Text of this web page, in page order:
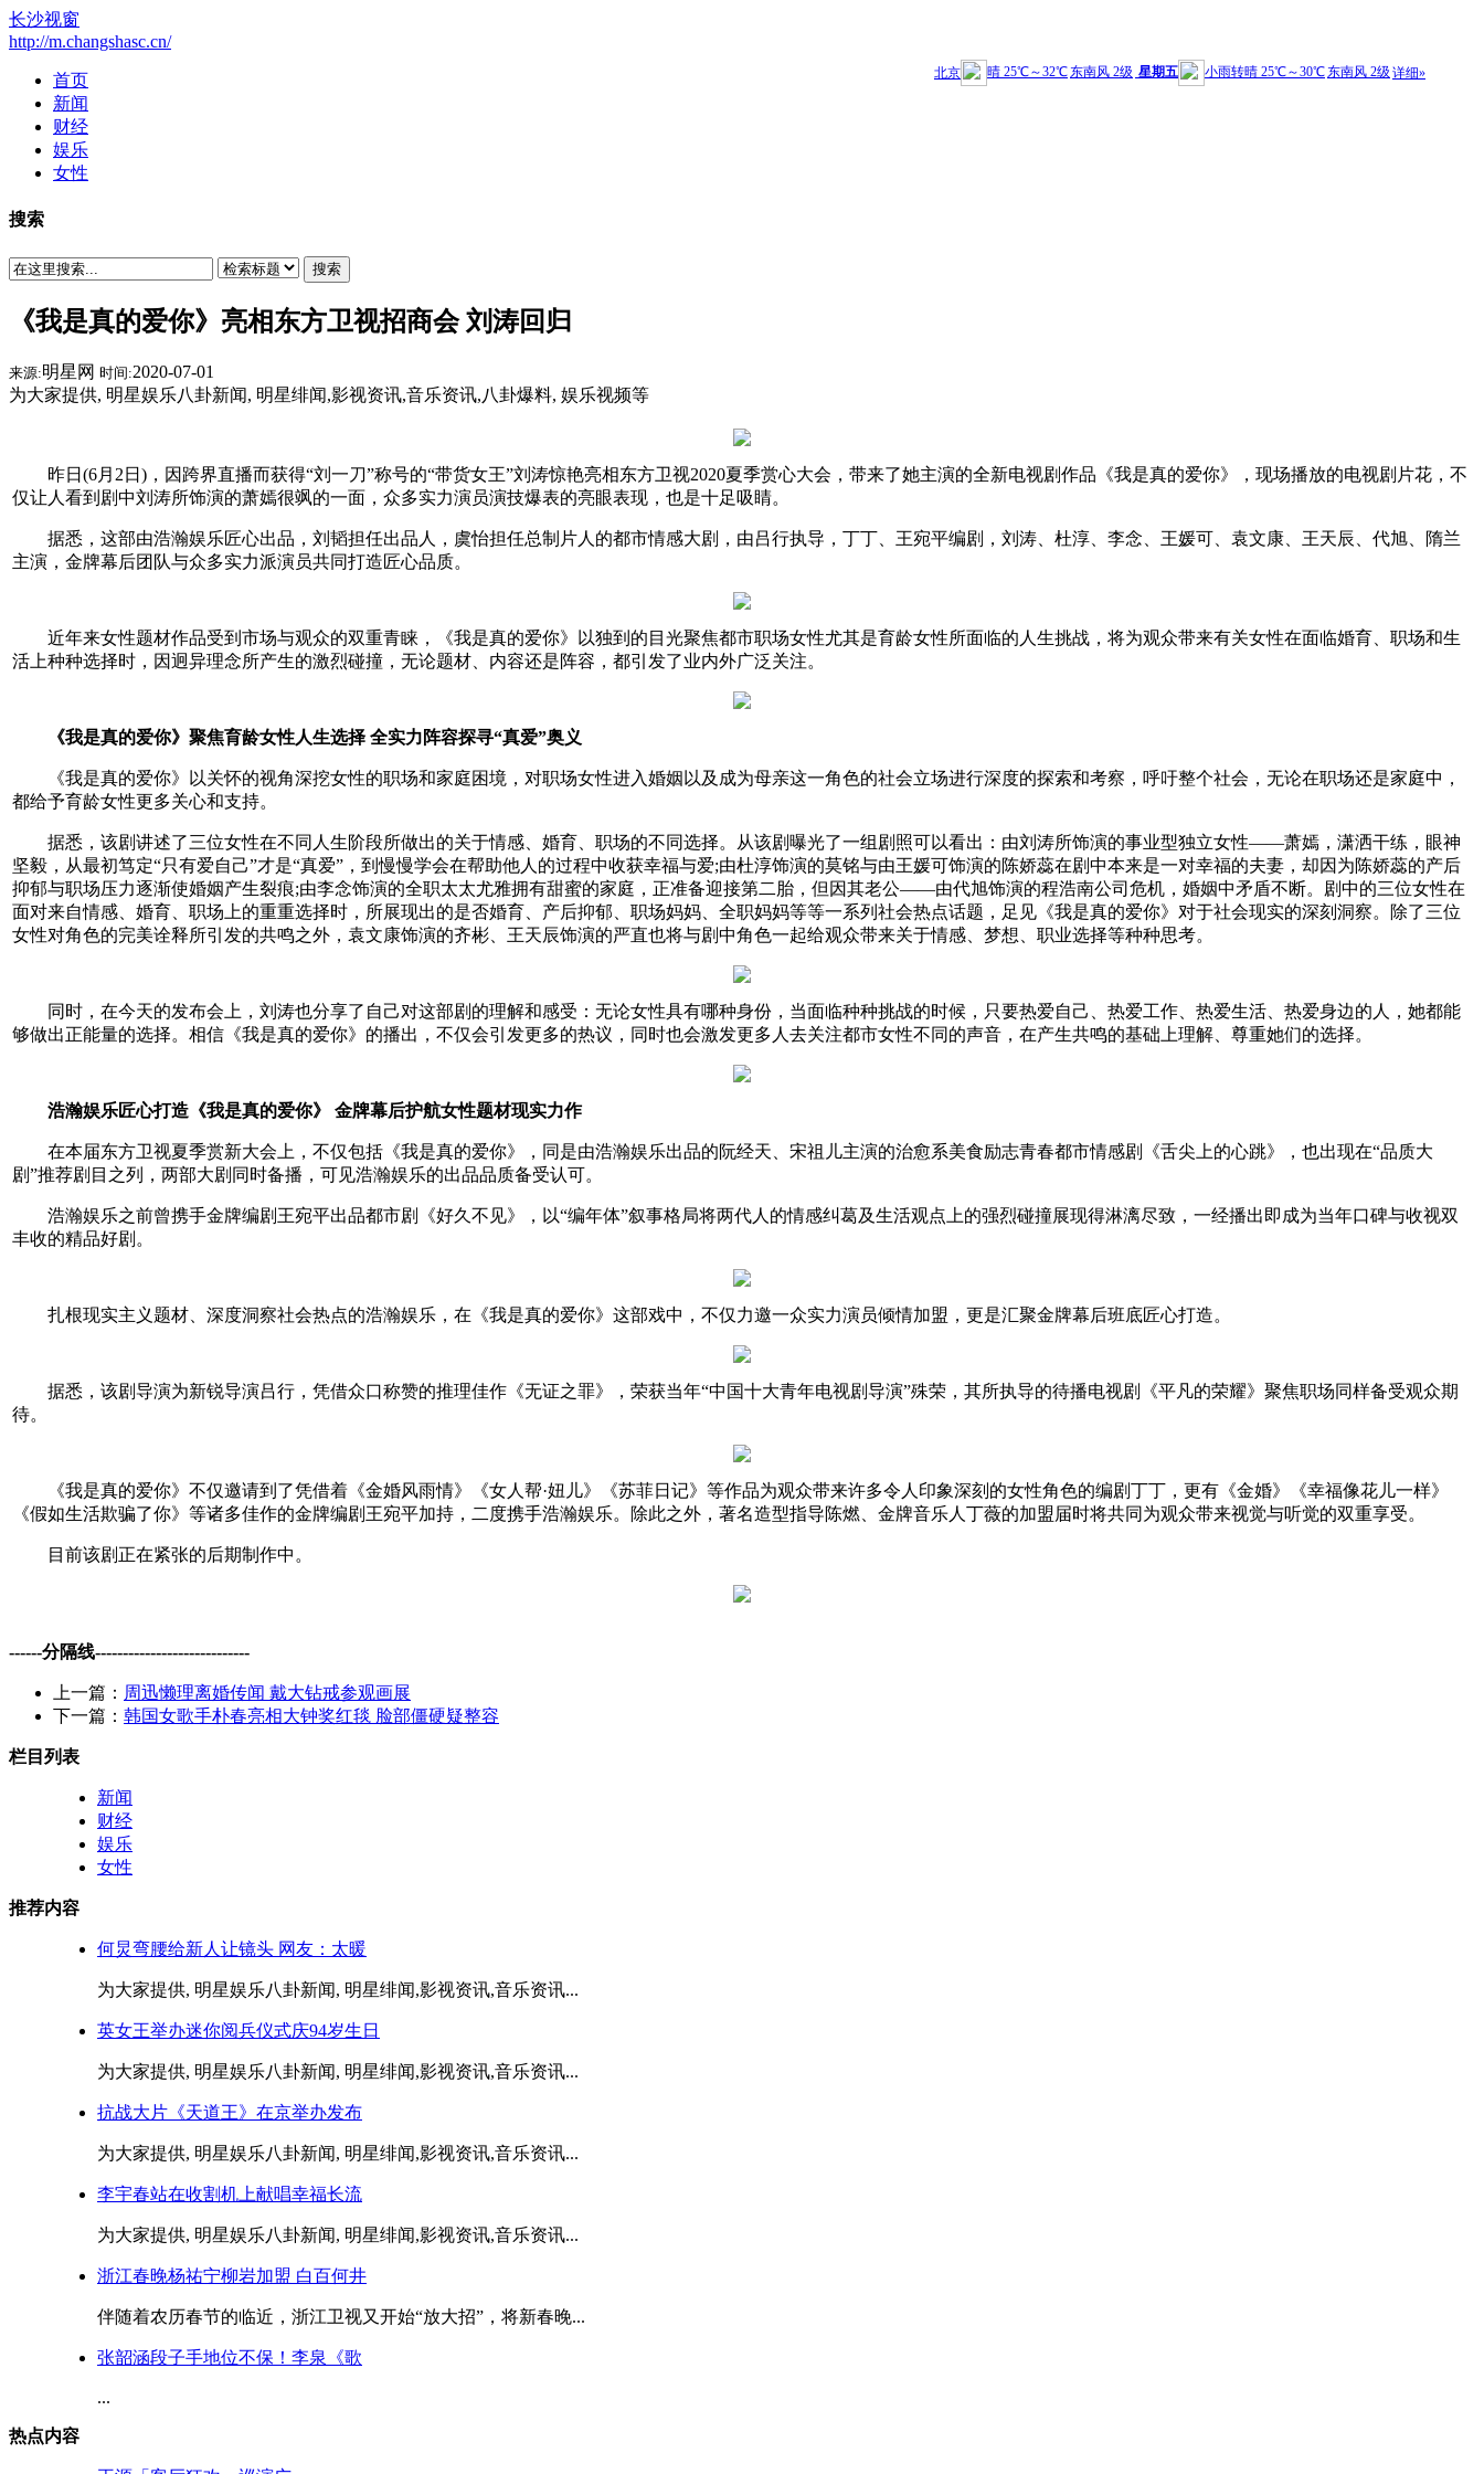
长沙视窗
http://m.changshasc.cn/
首页
新闻
财经
娱乐
女性
搜索
搜索
《我是真的爱你》亮相东方卫视招商会 刘涛回归
来源:明星网 时间:2020-07-01
为大家提供, 明星娱乐八卦新闻, 明星绯闻,影视资讯,音乐资讯,八卦爆料, 娱乐视频等
昨日(6月2日)，因跨界直播而获得“刘一刀”称号的“带货女王”刘涛惊艳亮相东方卫视2020夏季赏心大会，带来了她主演的全新电视剧作品《我是真的爱你》，现场播放的电视剧片花，不
仅让人看到剧中刘涛所饰演的萧嫣很飒的一面，众多实力演员演技爆表的亮眼表现，也是十足吸睛。
据悉，这部由浩瀚娱乐匠心出品，刘韬担任出品人，虞怡担任总制片人的都市情感大剧，由吕行执导，丁丁、王宛平编剧，刘涛、杜淳、李念、王媛可、袁文康、王天辰、代旭、隋兰
主演，金牌幕后团队与众多实力派演员共同打造匠心品质。
近年来女性题材作品受到市场与观众的双重青睐，《我是真的爱你》以独到的目光聚焦都市职场女性尤其是育龄女性所面临的人生挑战，将为观众带来有关女性在面临婚育、职场和生
活上种种选择时，因迥异理念所产生的激烈碰撞，无论题材、内容还是阵容，都引发了业内外广泛关注。
《我是真的爱你》聚焦育龄女性人生选择 全实力阵容探寻“真爱”奥义
《我是真的爱你》以关怀的视角深挖女性的职场和家庭困境，对职场女性进入婚姻以及成为母亲这一角色的社会立场进行深度的探索和考察，呼吁整个社会，无论在职场还是家庭中，
都给予育龄女性更多关心和支持。
据悉，该剧讲述了三位女性在不同人生阶段所做出的关于情感、婚育、职场的不同选择。从该剧曝光了一组剧照可以看出：由刘涛所饰演的事业型独立女性——萧嫣，潇洒干练，眼神
坚毅，从最初笃定“只有爱自己”才是“真爱”，到慢慢学会在帮助他人的过程中收获幸福与爱;由杜淳饰演的莫铭与由王媛可饰演的陈娇蕊在剧中本来是一对幸福的夫妻，却因为陈娇蕊的产后
抑郁与职场压力逐渐使婚姻产生裂痕;由李念饰演的全职太太尤雅拥有甜蜜的家庭，正准备迎接第二胎，但因其老公——由代旭饰演的程浩南公司危机，婚姻中矛盾不断。剧中的三位女性在
面对来自情感、婚育、职场上的重重选择时，所展现出的是否婚育、产后抑郁、职场妈妈、全职妈妈等等一系列社会热点话题，足见《我是真的爱你》对于社会现实的深刻洞察。除了三位
女性对角色的完美诠释所引发的共鸣之外，袁文康饰演的齐彬、王天辰饰演的严直也将与剧中角色一起给观众带来关于情感、梦想、职业选择等种种思考。
同时，在今天的发布会上，刘涛也分享了自己对这部剧的理解和感受：无论女性具有哪种身份，当面临种种挑战的时候，只要热爱自己、热爱工作、热爱生活、热爱身边的人，她都能
够做出正能量的选择。相信《我是真的爱你》的播出，不仅会引发更多的热议，同时也会激发更多人去关注都市女性不同的声音，在产生共鸣的基础上理解、尊重她们的选择。
浩瀚娱乐匠心打造《我是真的爱你》 金牌幕后护航女性题材现实力作
在本届东方卫视夏季赏新大会上，不仅包括《我是真的爱你》，同是由浩瀚娱乐出品的阮经天、宋祖儿主演的治愈系美食励志青春都市情感剧《舌尖上的心跳》，也出现在“品质大
剧”推荐剧目之列，两部大剧同时备播，可见浩瀚娱乐的出品品质备受认可。
浩瀚娱乐之前曾携手金牌编剧王宛平出品都市剧《好久不见》，以“编年体”叙事格局将两代人的情感纠葛及生活观点上的强烈碰撞展现得淋漓尽致，一经播出即成为当年口碑与收视双
丰收的精品好剧。
扎根现实主义题材、深度洞察社会热点的浩瀚娱乐，在《我是真的爱你》这部戏中，不仅力邀一众实力演员倾情加盟，更是汇聚金牌幕后班底匠心打造。
据悉，该剧导演为新锐导演吕行，凭借众口称赞的推理佳作《无证之罪》，荣获当年“中国十大青年电视剧导演”殊荣，其所执导的待播电视剧《平凡的荣耀》聚焦职场同样备受观众期
待。
《我是真的爱你》不仅邀请到了凭借着《金婚风雨情》《女人帮·妞儿》《苏菲日记》等作品为观众带来许多令人印象深刻的女性角色的编剧丁丁，更有《金婚》《幸福像花儿一样》
《假如生活欺骗了你》等诸多佳作的金牌编剧王宛平加持，二度携手浩瀚娱乐。除此之外，著名造型指导陈燃、金牌音乐人丁薇的加盟届时将共同为观众带来视觉与听觉的双重享受。
目前该剧正在紧张的后期制作中。
------分隔线----------------------------
上一篇： 周迅懒理离婚传闻 戴大钻戒参观画展
下一篇： 韩国女歌手朴春亮相大钟奖红毯 脸部僵硬疑整容
栏目列表
新闻
财经
娱乐
女性
推荐内容
何炅弯腰给新人让镜头 网友：太暖
为大家提供, 明星娱乐八卦新闻, 明星绯闻,影视资讯,音乐资讯...
英女王举办迷你阅兵仪式庆94岁生日
为大家提供, 明星娱乐八卦新闻, 明星绯闻,影视资讯,音乐资讯...
抗战大片《天道王》在京举办发布
为大家提供, 明星娱乐八卦新闻, 明星绯闻,影视资讯,音乐资讯...
李宇春站在收割机上献唱幸福长流
为大家提供, 明星娱乐八卦新闻, 明星绯闻,影视资讯,音乐资讯...
浙江春晚杨祐宁柳岩加盟 白百何井
伴随着农历春节的临近，浙江卫视又开始“放大招”，将新春晚...
张韶涵段子手地位不保！李泉《歌
...
热点内容